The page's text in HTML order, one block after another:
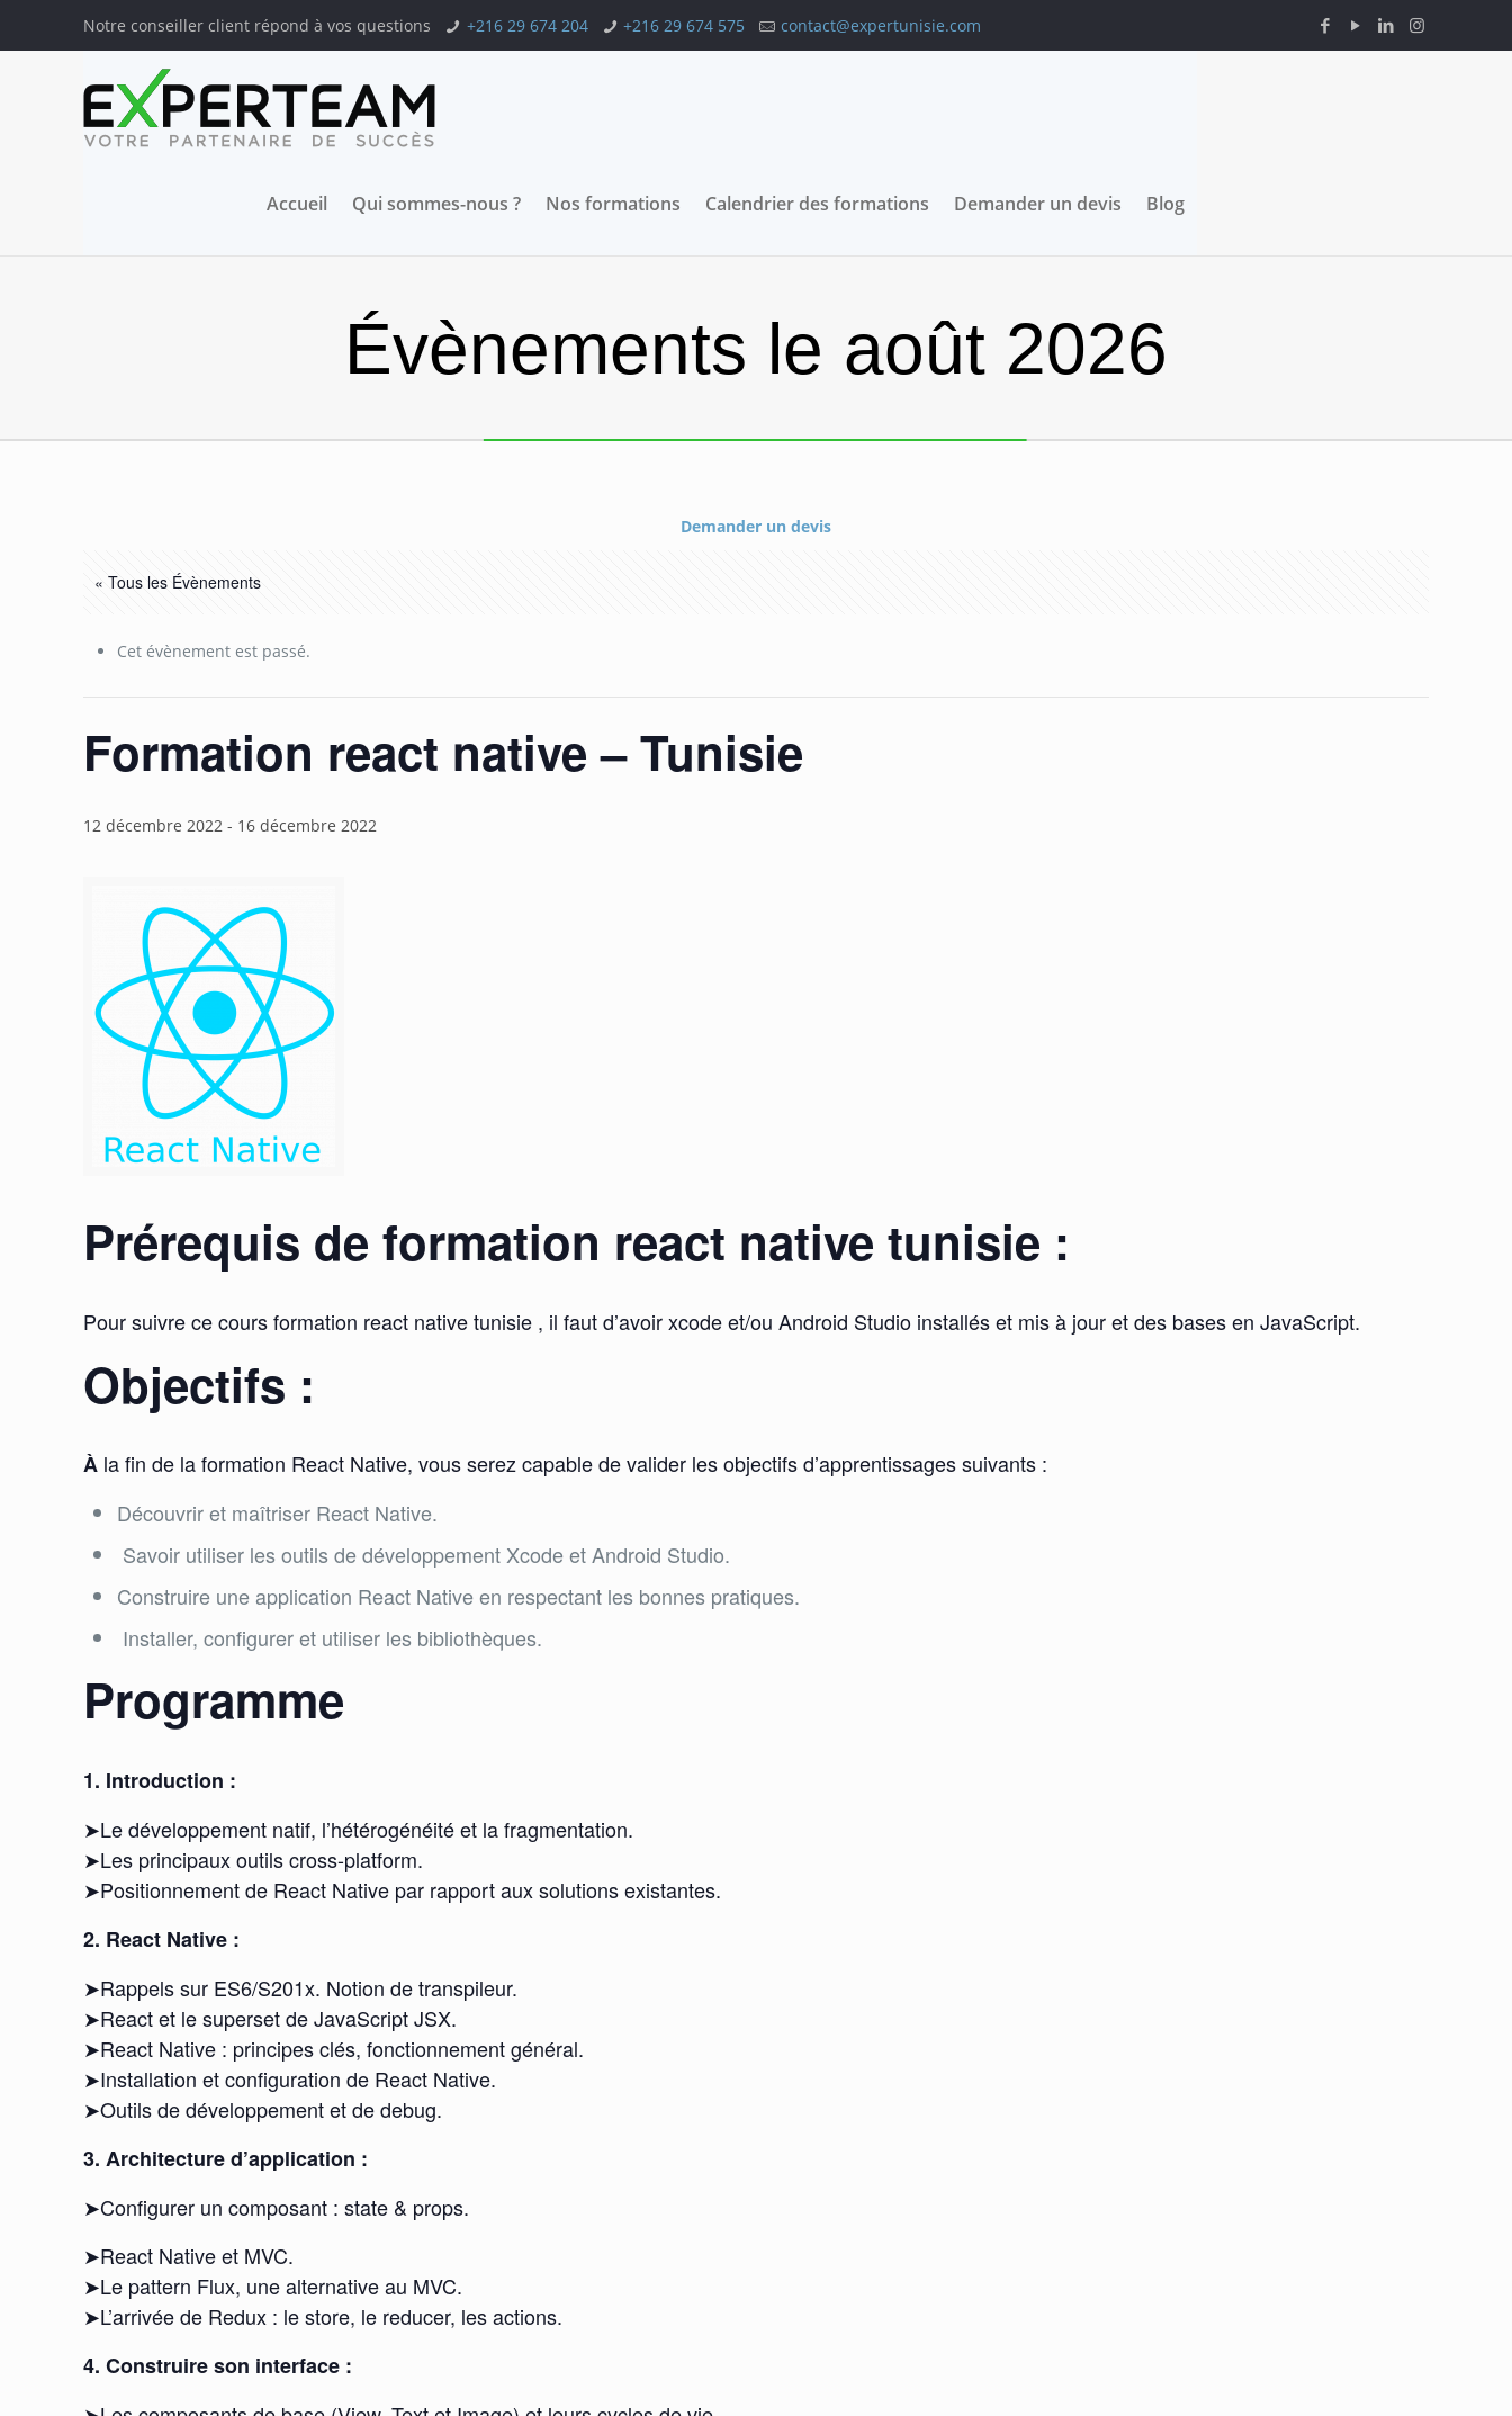
Notre conseiller client répond à vos questions +216 29 674 204 +216 29 674 575 contact@expertunisie.com
Accueil Qui sommes-nous ? Nos formations Calendrier des formations Demander un devis Blog
Évènements le août 2026
Demander un devis
« Tous les Évènements
Cet évènement est passé.
Formation react native – Tunisie
12 décembre 2022 - 16 décembre 2022
Prérequis de formation react native tunisie :
Pour suivre ce cours formation react native tunisie , il faut d’avoir xcode et/ou Android Studio installés et mis à jour et des bases en JavaScript.
Objectifs :
À la fin de la formation React Native, vous serez capable de valider les objectifs d’apprentissages suivants :
Découvrir et maîtriser React Native.
Savoir utiliser les outils de développement Xcode et Android Studio.
Construire une application React Native en respectant les bonnes pratiques.
Installer, configurer et utiliser les bibliothèques.
Programme
1. Introduction :
➤Le développement natif, l’hétérogénéité et la fragmentation.
➤Les principaux outils cross-platform.
➤Positionnement de React Native par rapport aux solutions existantes.
2. React Native :
➤Rappels sur ES6/S201x. Notion de transpileur.
➤React et le superset de JavaScript JSX.
➤React Native : principes clés, fonctionnement général.
➤Installation et configuration de React Native.
➤Outils de développement et de debug.
3. Architecture d’application :
➤Configurer un composant : state & props.
➤React Native et MVC.
➤Le pattern Flux, une alternative au MVC.
➤L’arrivée de Redux : le store, le reducer, les actions.
4. Construire son interface :